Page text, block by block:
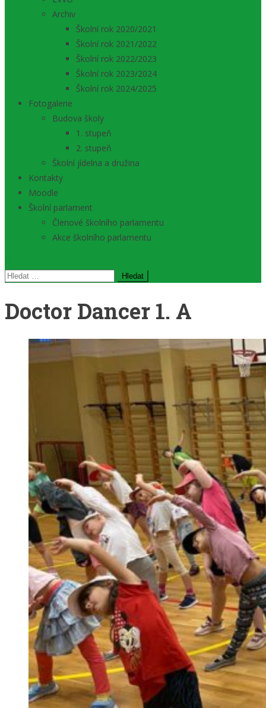
Archiv
Školní rok 2020/2021
Školní rok 2021/2022
Školní rok 2022/2023
Školní rok 2023/2024
Školní rok 2024/2025
Fotogalerie
Budova školy
1. stupeň
2. stupeň
Školní jídelna a družina
Kontakty
Moodle
Školní parlament
Členové školního parlamentu
Akce školního parlamentu
Vyhledávání
Doctor Dancer 1. A